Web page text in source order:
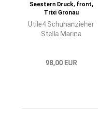
Utile4 Schuhanzieher
Stella Marina
98,00 EUR